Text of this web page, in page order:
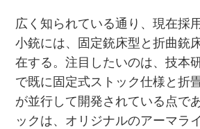
広く知られている通り、現在採
小銃には、固定銃床型と折曲銃
在する。注目したいのは、技本
で既に固定式ストック仕様と折
が並行して開発されている点で
ックは、オリジナルのアーマラ